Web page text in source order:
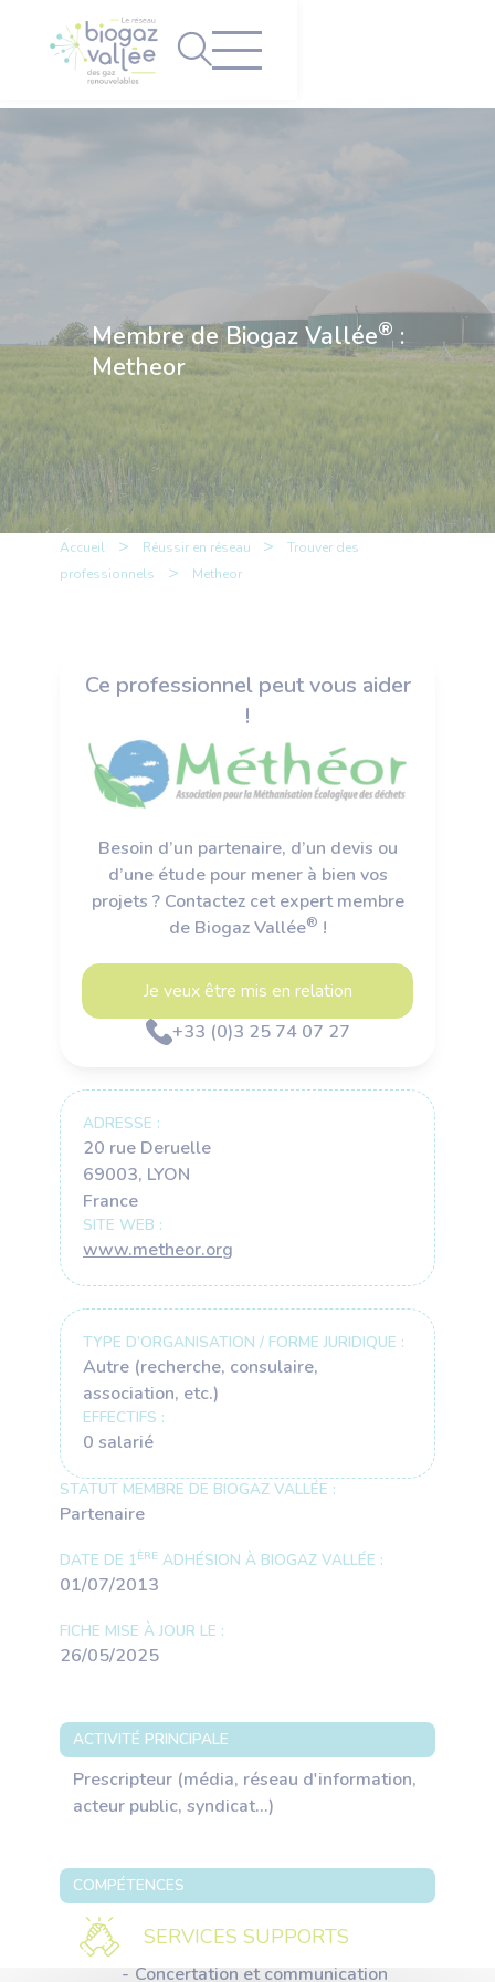
Membre de Biogaz Vallée®:
Metheor
Accueil > Réussir en réseau >
Trouver des
professionnels
> Metheor
STATUT MEMBRE DE BIOGAZ VALLÉE :
Partenaire
DATE DE 1ÈRE ADHÉSION À BIOGAZ VALLÉE :
01/07/2013
FICHE MISE À JOUR LE :
26/05/2025
ACTIVITÉ PRINCIPALE
Prescripteur (média, réseau d'information,
acteur public, syndicat...)
COMPÉTENCES
SERVICES SUPPORTS
Concertation et communication
Ce professionnel peut vous aider
!
Besoin d’un partenaire, d’un devis ou
d’une étude pour mener à bien vos
projets ? Contactez cet expert membre
de Biogaz Vallée® !
Je veux être mis en relation
+33 (0)3 25 74 07 27
ADRESSE :
20 rue Deruelle
69003, LYON
France
SITE WEB :
www.metheor.org
TYPE D’ORGANISATION / FORME JURIDIQUE :
Autre (recherche, consulaire,
association, etc.)
EFFECTIFS :
0 salarié
Panneau de gestion des cookies